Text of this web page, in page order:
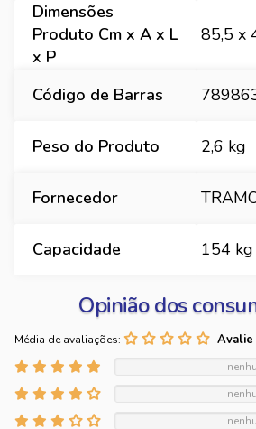
Dimensões
Produto Cm x A x L
x P
85,5 x
Código de Barras
Peso do Produto 2,6 kg
Fornecedor
Capacidade 154 kg
Opinião dos
Média de avaliações: